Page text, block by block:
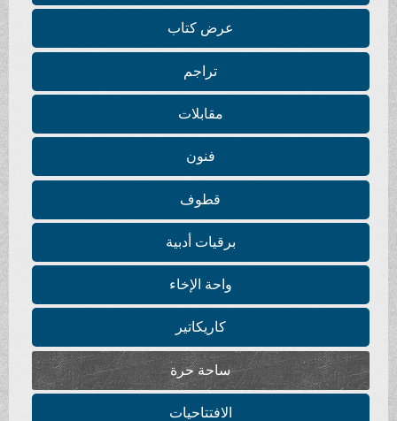
عرض كتاب
تراجم
مقابلات
فنون
قطوف
برقيات أدبية
واحة الإخاء
كاريكاتير
ساحة حرة
الافتتاحيات